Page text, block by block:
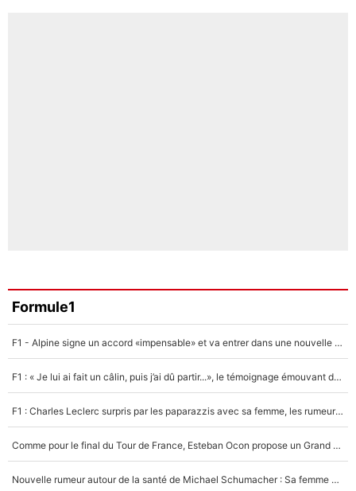
Formule1
F1 - Alpine signe un accord «impensable» et va entrer dans une nouvelle dimension : Grande nouvelle pour Pierre Gasly !
F1 : « Je lui ai fait un câlin, puis j’ai dû partir...», le témoignage émouvant de Max Verstappen sur sa fille
F1 : Charles Leclerc surpris par les paparazzis avec sa femme, les rumeurs étaient vraies !
Comme pour le final du Tour de France, Esteban Ocon propose un Grand Prix de Formule 1 à Paris : «Autour de l’Arc de Triomphe, ce serait génial» !
Nouvelle rumeur autour de la santé de Michael Schumacher : Sa femme Corinna sort du silence